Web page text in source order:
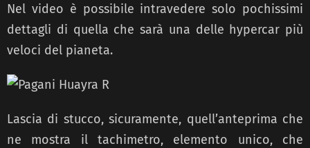
Nel video è possibile intravedere solo pochissimi
dettagli di quella che sarà una delle hypercar più
veloci del pianeta.
Lascia di stucco, sicuramente, quell’anteprima che
ne mostra il tachimetro, elemento unico, che